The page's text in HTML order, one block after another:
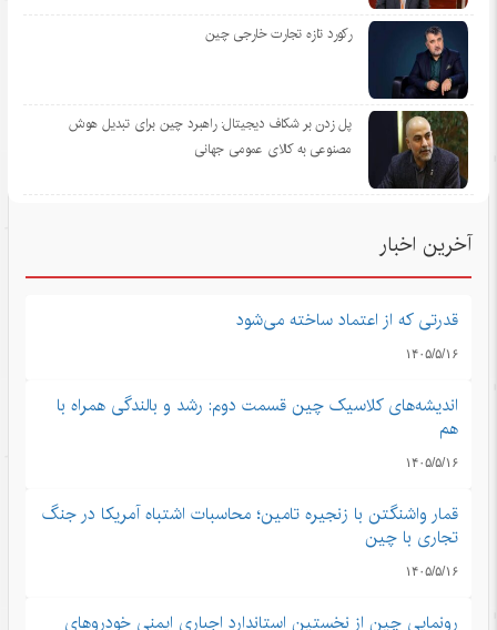
رکورد تازه تجارت خارجی چین
پل زدن بر شکاف دیجیتال: راهبرد چین برای تبدیل هوش
مصنوعی به کالای عمومی جهانی
آخرین اخبار
قدرتی که از اعتماد ساخته می‌شود
۱۴۰۵/۵/۱۶
اندیشه‌های کلاسیک چین قسمت دوم: رشد و بالندگی همراه با
هم
۱۴۰۵/۵/۱۶
قمار واشنگتن با زنجیره تامین؛ محاسبات اشتباه آمریکا در جنگ
تجاری با چین
۱۴۰۵/۵/۱۶
رونمایی چین از نخستین استاندارد اجباری ایمنی خودروهای